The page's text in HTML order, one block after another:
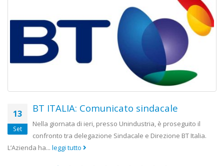
12
Giu
RAI: Richiesta di Incontro Urgente al
Direttore Generale
Le scriventi, come parti sociali, hanno l’esigenza di giungere
rapidamente alla definizione del rinnovo contrattuale, scaduto da 42